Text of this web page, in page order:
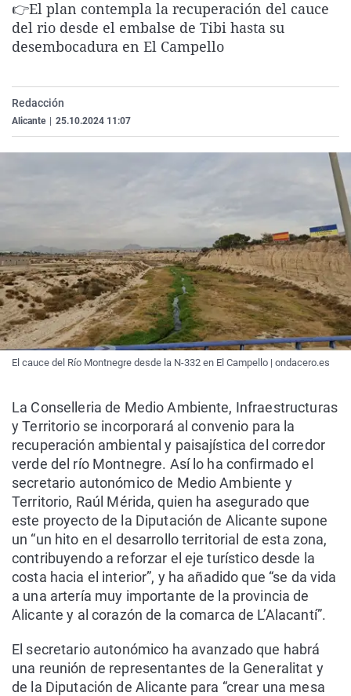
La rosa de los vientos
Caso
Extremadura
Virales
👉El plan contempla la recuperación del cauce
del rio desde el embalse de Tibi hasta su
desembocadura en El Campello
Redacción
Alicante 25.10.2024 11:07
El cauce del Río Montnegre desde la N-332 en El Campello | ondacero.es
La Conselleria de Medio Ambiente, Infraestructuras
y Territorio se incorporará al convenio para la
recuperación ambiental y paisajística del corredor
verde del río Montnegre. Así lo ha confirmado el
secretario autonómico de Medio Ambiente y
Territorio, Raúl Mérida, quien ha asegurado que
este proyecto de la Diputación de Alicante supone
un “un hito en el desarrollo territorial de esta zona,
contribuyendo a reforzar el eje turístico desde la
costa hacia el interior”, y ha añadido que “se da vida
a una artería muy importante de la provincia de
Alicante y al corazón de la comarca de L’Alacantí”.
El secretario autonómico ha avanzado que habrá
una reunión de representantes de la Generalitat y
de la Diputación de Alicante para “crear una mesa